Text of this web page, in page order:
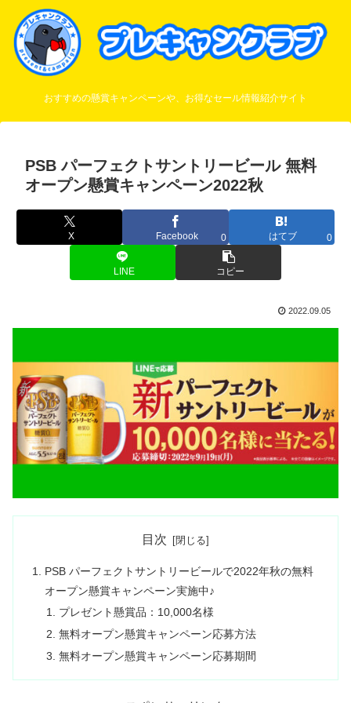
おすすめの懸賞キャンペーンや、お得なセール情報紹介サイト
PSB パーフェクトサントリービール 無料
オープン懸賞キャンペーン2022秋
X Facebook 0 はてブ 0
LINE コピー
2022.09.05
目次
PSB パーフェクトサントリービールで2022年秋の無料
オープン懸賞キャンペーン実施中♪
プレゼント懸賞品：10,000名様
無料オープン懸賞キャンペーン応募方法
無料オープン懸賞キャンペーン応募期間